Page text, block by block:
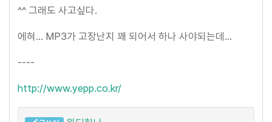
^^ 그래도 사고싶다.
에혀... MP3가 고장난지 꽤 되어서 하나 사야되는데...
----
http://www.yepp.co.kr/